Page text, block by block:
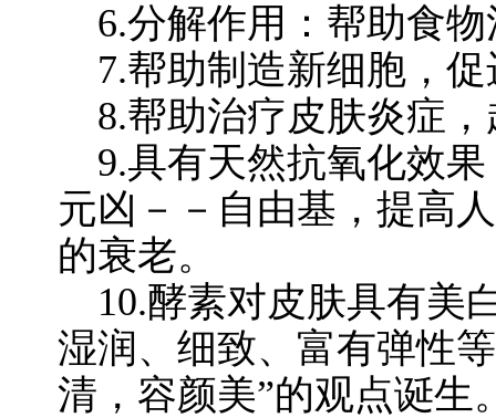
6.分解作用：帮助食物
7.帮助制造新细胞，促
8.帮助治疗皮肤炎症
9.具有天然抗氧化效果
元凶－－自由基，提高
的衰老。
10.酵素对皮肤具有美
湿润、细致、富有弹性
清，容颜美”的观点诞生